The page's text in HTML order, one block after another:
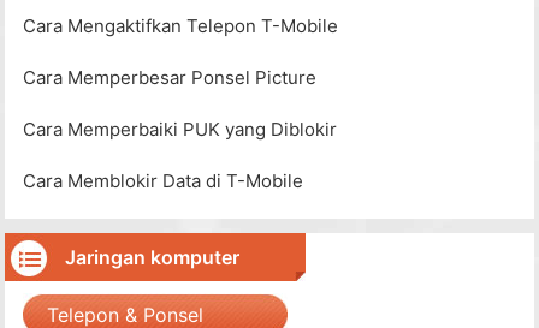
Cara Mengaktifkan Telepon T-Mobile
Cara Memperbesar Ponsel Picture
Cara Memperbaiki PUK yang Diblokir
Cara Memblokir Data di T-Mobile
Jaringan komputer
Telepon & Ponsel